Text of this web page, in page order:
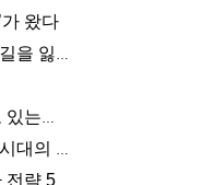
가 왔다
잃는가
가??
션기…
5가지 …